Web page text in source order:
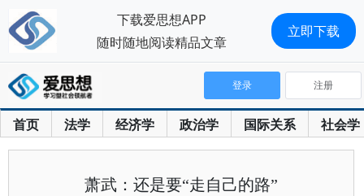
首页 法学 经济学 政治学 国际关系 社会学
登录 注册
萧武：还是要“走自己的路”
下载爱思想APP
随时随地阅读精品文章
立即下载